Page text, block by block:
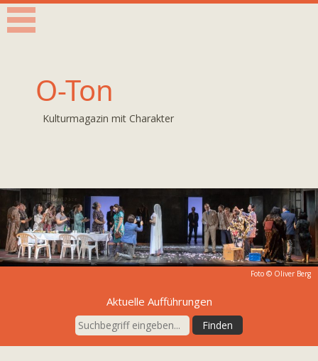
O-Ton
Kulturmagazin mit Charakter
Foto © Oliver Berg
Aktuelle Aufführungen